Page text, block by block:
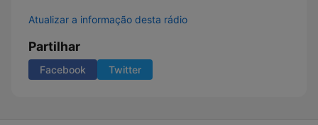
Atualizar a informação desta rádio
Partilhar
Facebook Twitter